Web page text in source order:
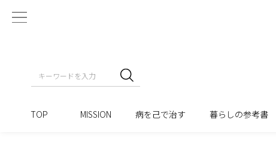
TOP MISSION 病を己で治す 暮らしの参考書